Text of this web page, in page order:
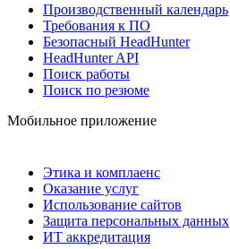
Производственный календарь
Требования к ПО
Безопасный HeadHunter
HeadHunter API
Поиск работы
Поиск по резюме
Мобильное приложение
Этика и комплаенс
Оказание услуг
Использование сайтов
Защита персональных данных
ИТ аккредитация